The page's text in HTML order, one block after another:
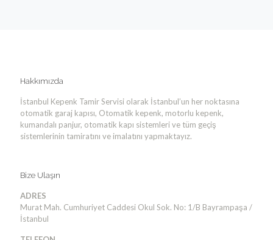
Hakkımızda
İstanbul Kepenk Tamir Servisi olarak İstanbul’un her noktasına
otomatik garaj kapısı, Otomatik kepenk, motorlu kepenk,
kumandalı panjur, otomatik kapı sistemleri ve tüm geçiş
sistemlerinin tamiratını ve imalatını yapmaktayız.
Bize Ulaşın
ADRES
Murat Mah. Cumhuriyet Caddesi Okul Sok. No: 1/B Bayrampaşa /
İstanbul